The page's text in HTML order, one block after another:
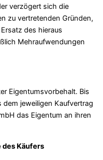
verzögert sich die
zu vertretenden Gründen,
des hieraus
Mehraufwendungen
Eigentumsvorbehalt. Bis
dem jeweiligen Kaufvertrag
das Eigentum an ihren
Käufers